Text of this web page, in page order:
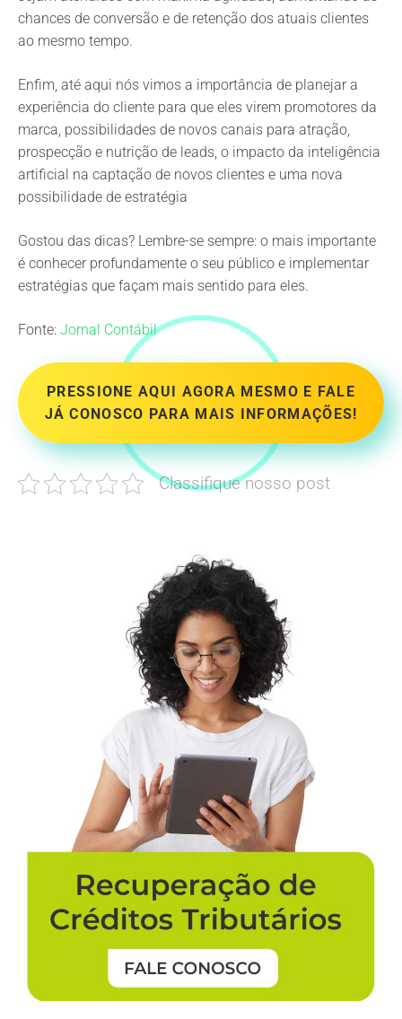
chances de conversão e de retenção dos atuais clientes
ao mesmo tempo.
Enfim, até aqui nós vimos a importância de planejar a
experiência do cliente para que eles virem promotores da
marca, possibilidades de novos canais para atração,
prospecção e nutrição de leads, o impacto da inteligência
artificial na captação de novos clientes e uma nova
possibilidade de estratégia
Gostou das dicas? Lembre-se sempre: o mais importante
é conhecer profundamente o seu público e implementar
estratégias que façam mais sentido para eles.
Fonte: Jornal Contábil
PRESSIONE AQUI AGORA MESMO E FALE
JÁ CONOSCO PARA MAIS INFORMAÇÕES!
Classifique nosso post